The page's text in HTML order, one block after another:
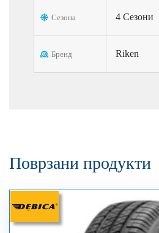
Сезона 4 Сезони
Бренд Riken
Поврзани продукти